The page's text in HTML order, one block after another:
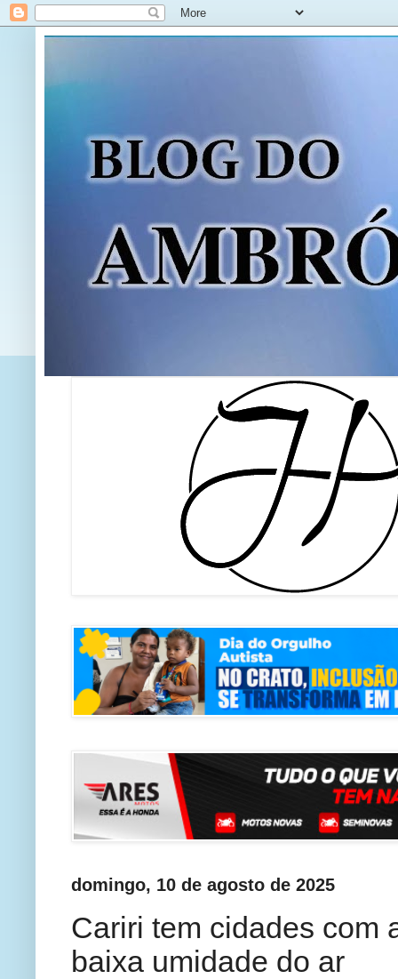
domingo, 10 de agosto de 2025
Cariri tem cidades com
baixa umidade do ar